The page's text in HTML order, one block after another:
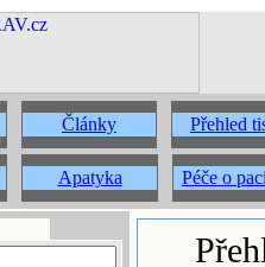
Články Přehled
Apatyka Péče o